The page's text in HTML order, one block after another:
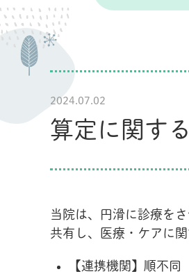
2024.07.02
算定に関す
当院は、円滑に診療を
共有し、医療・ケアに
【連携機関】順不同